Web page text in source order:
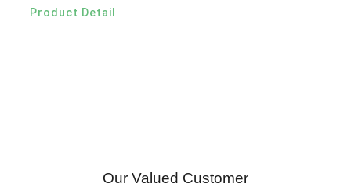
Product Detail
Our Valued Customer